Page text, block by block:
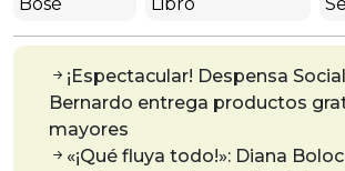
Bosé Libro
¡Espectacular! Despensa
Bernardo entrega productos
mayores
«¡Qué fluya todo!»: Diana